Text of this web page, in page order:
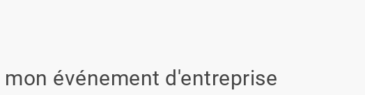
événement d'entreprise